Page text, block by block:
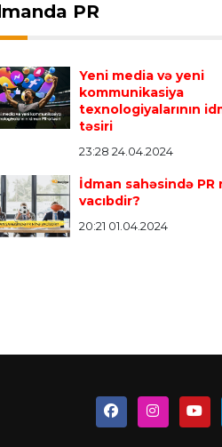
PR
Yeni media və yeni
kommunikasiya
texnologiyalarının
təsiri
23:28 24.04.2024
İdman sahəsində PR
vacıbdir?
20:21 01.04.2024